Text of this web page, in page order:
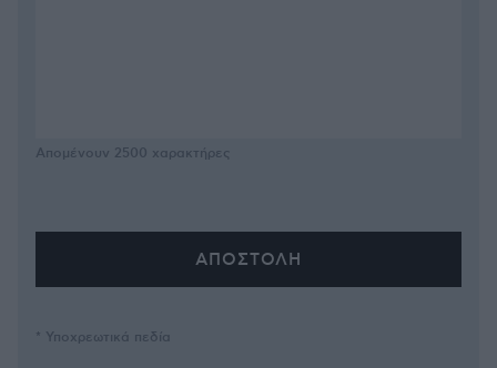
Απομένουν 2500 χαρακτήρες
* Υποχρεωτικά πεδία